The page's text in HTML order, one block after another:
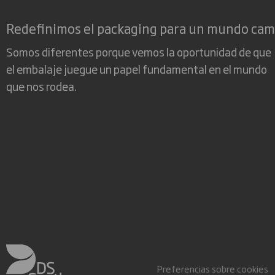
Redefinimos el packaging para un mundo
Somos diferentes porque vemos la oportunidad de que
el embalaje juegue un papel fundamental en el mundo
que nos rodea.
Preferencias sobre cookies